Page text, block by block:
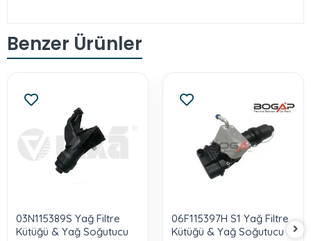
Benzer Ürünler
03N115389S Yağ Filtre
Kütüğü & Yağ Soğutucu
06F115397H S1 Yağ Filtre
Kütüğü & Yağ Soğutucu -